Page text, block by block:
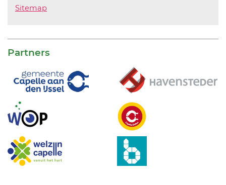
Sitemap
Partners